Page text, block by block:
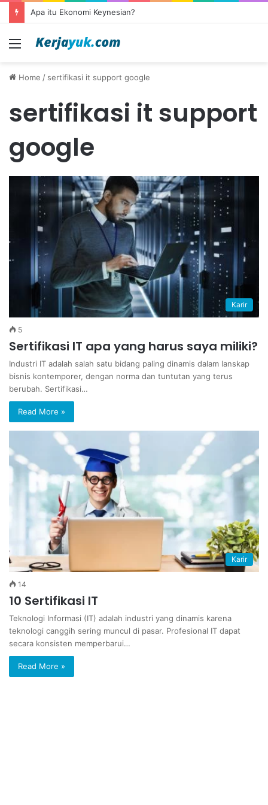
Apa itu Ekonomi Keynesian?
Menu
Home / sertifikasi it support google
sertifikasi it support
google
Karir
5
Sertifikasi IT apa yang harus saya miliki?
Industri IT adalah salah satu bidang paling dinamis dalam lanskap
bisnis kontemporer, dengan norma dan tuntutan yang terus
berubah. Sertifikasi…
Read More »
Karir
14
10 Sertifikasi IT
Teknologi Informasi (IT) adalah industri yang dinamis karena
teknologi canggih sering muncul di pasar. Profesional IT dapat
secara konsisten memperbarui…
Read More »